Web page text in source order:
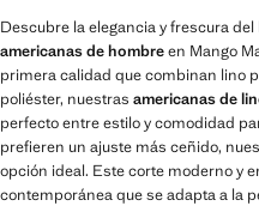
Descubre la elegancia y frescura
americanas de hombreen Mango
primera calidad que combinan lino
poliéster, nuestras americanas de
perfecto entre estilo y comodidad
prefieren un ajuste más ceñido,
opción ideal. Este corte moderno y
contemporánea que se adapta a la